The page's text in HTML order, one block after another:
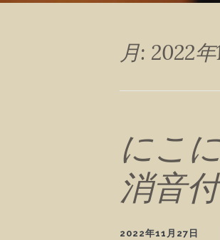
月: 2022年
にこ
消音
2022年11月27日